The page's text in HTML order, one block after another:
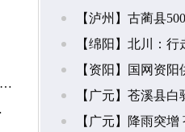
【泸州】古蔺县500余名从
【绵阳】北川：行走的思
【资阳】国网资阳供电公司：川农专家团队
【广元】苍溪县白驿镇：“
【广元】降雨突增 苍溪